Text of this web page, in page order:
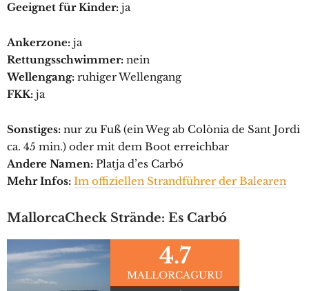
Geeignet für Kinder: ja
Ankerzone: ja
Rettungsschwimmer: nein
Wellengang: ruhiger Wellengang
FKK: ja
Sonstiges: nur zu Fuß (ein Weg ab Colònia de Sant Jordi
ca. 45 min.) oder mit dem Boot erreichbar
Andere Namen: Platja d’es Carbó
Mehr Infos: Im offiziellen Strandführer der Balearen
MallorcaCheck Strände: Es Carbó
4.7
MALLORCAGURU